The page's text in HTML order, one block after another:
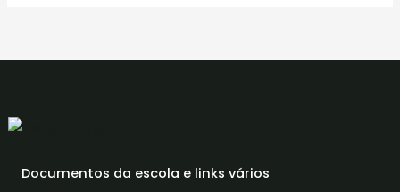
Documentos da escola e links vários